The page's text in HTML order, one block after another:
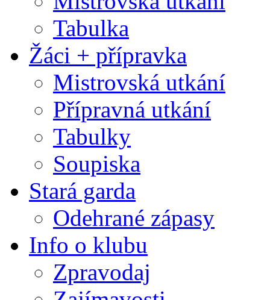
Tabulka
Žáci + přípravka
Mistrovská utkání
Přípravná utkání
Tabulky
Soupiska
Stará garda
Odehrané zápasy
Info o klubu
Zpravodaj